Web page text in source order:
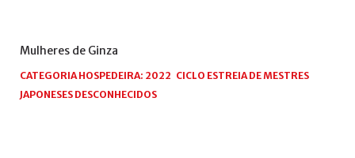
Mulheres de Ginza
CATEGORIA HOSPEDEIRA: 2022 CICLO ESTREIA DE MESTRES
JAPONESES DESCONHECIDOS